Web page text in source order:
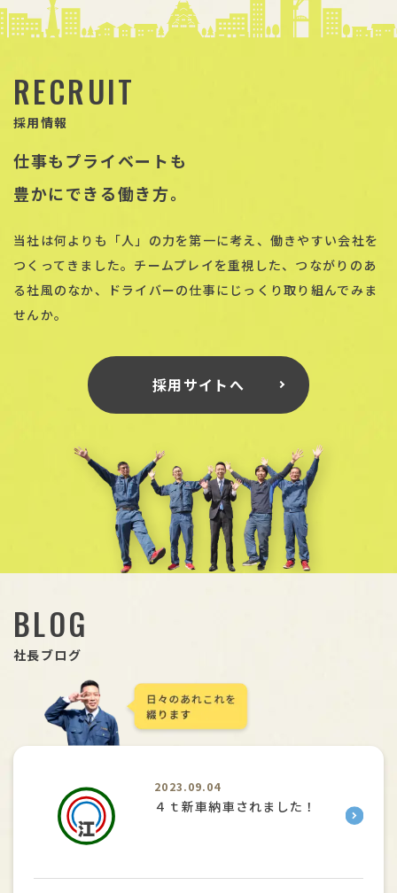
RECRUIT
採用情報
仕事もプライベートも
豊かにできる働き方。
当社は何よりも「人」の力を第一に考え、働きやすい会社を
つくってきました。チームプレイを重視した、つながりのあ
る社風のなか、ドライバーの仕事にじっくり取り組んでみま
せんか。
採用サイトへ
BLOG
社長ブログ
2023.09.04
４ｔ新車納車されました！